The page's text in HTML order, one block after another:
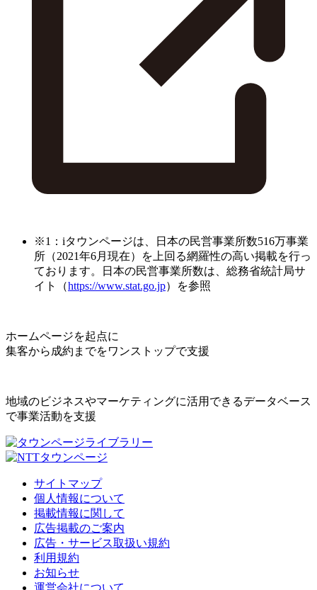
※1：iタウンページは、日本の民営事業所数516万事業
所（2021年6月現在）を上回る網羅性の高い掲載を行っ
ております。日本の民営事業所数は、総務省統計局サ
イト（https://www.stat.go.jp）を参照
ホームページを起点に
集客から成約までをワンストップで支援
地域のビジネスやマーケティングに活用できるデータベース
で事業活動を支援
サイトマップ
個人情報について
掲載情報に関して
広告掲載のご案内
広告・サービス取扱い規約
利用規約
お知らせ
運営会社について